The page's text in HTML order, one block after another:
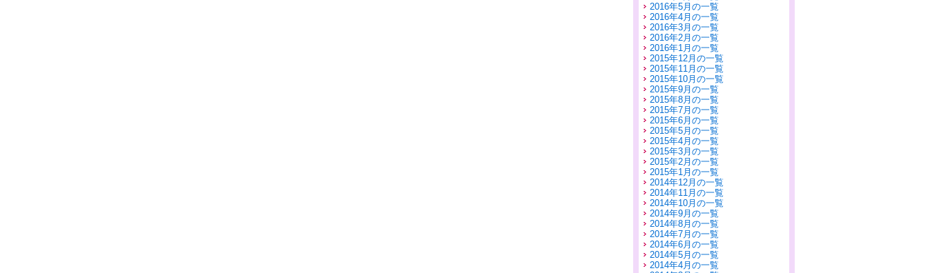
2016年5月の一覧
2016年4月の一覧
2016年3月の一覧
2016年2月の一覧
2016年1月の一覧
2015年12月の一覧
2015年11月の一覧
2015年10月の一覧
2015年9月の一覧
2015年8月の一覧
2015年7月の一覧
2015年6月の一覧
2015年5月の一覧
2015年4月の一覧
2015年3月の一覧
2015年2月の一覧
2015年1月の一覧
2014年12月の一覧
2014年11月の一覧
2014年10月の一覧
2014年9月の一覧
2014年8月の一覧
2014年7月の一覧
2014年6月の一覧
2014年5月の一覧
2014年4月の一覧